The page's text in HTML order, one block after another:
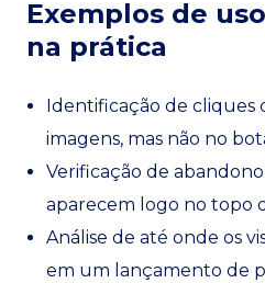
Exemplos de
na prática
Identificação de cliques
imagens, mas não no
Verificação de
aparecem logo no topo
Análise de até onde os
em um lançamento de